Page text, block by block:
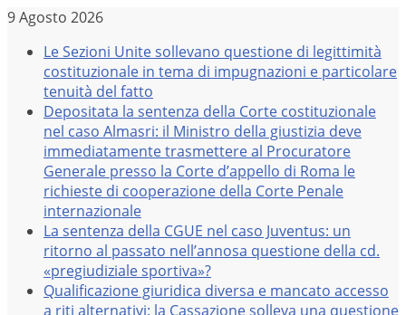
Salta
contenuto
9 Agosto 2026
Le Sezioni Unite sollevano questione di legittimità
costituzionale in tema di impugnazioni e particolare
tenuità del fatto
Depositata la sentenza della Corte costituzionale
nel caso Almasri: il Ministro della giustizia deve
immediatamente trasmettere al Procuratore
Generale presso la Corte d’appello di Roma le
richieste di cooperazione della Corte Penale
internazionale
La sentenza della CGUE nel caso Juventus: un
ritorno al passato nell’annosa questione della cd.
«pregiudiziale sportiva»?
Qualificazione giuridica diversa e mancato accesso
a riti alternativi: la Cassazione solleva una questione